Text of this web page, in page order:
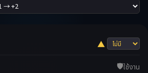
▲
🛡️ใช้งาน